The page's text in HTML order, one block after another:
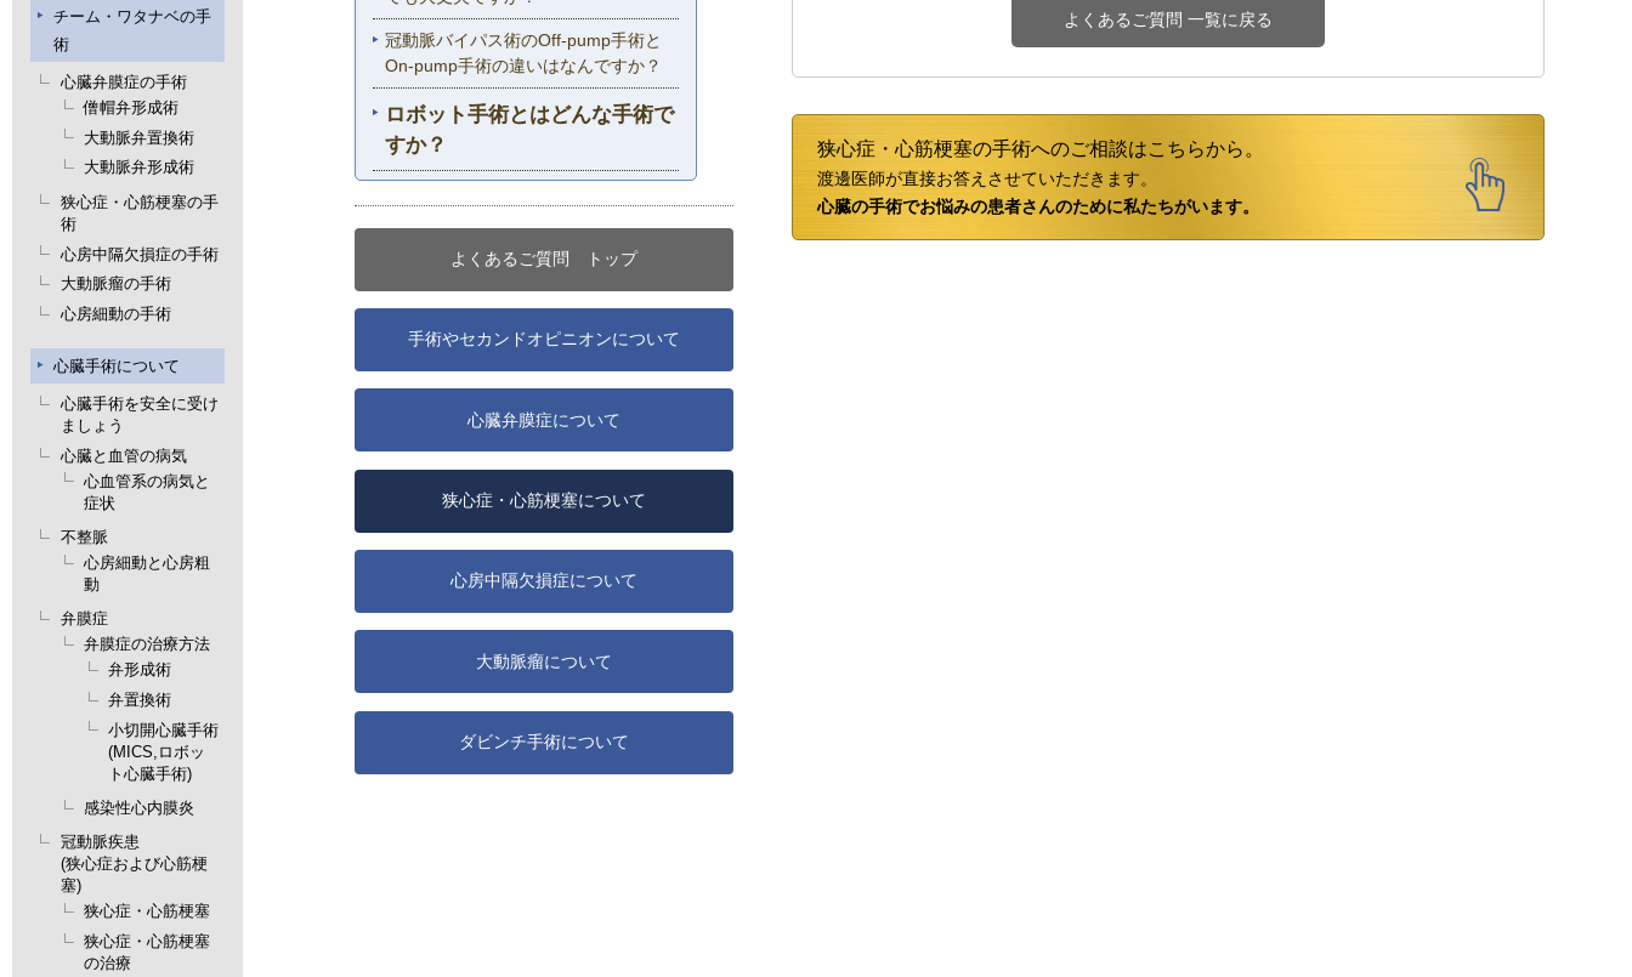
チーム・ワタナベの手
術
心臓弁膜症の手術
僧帽弁形成術
大動脈弁置換術
大動脈弁形成術
狭心症・心筋梗塞の手
術
心房中隔欠損症の手術
大動脈瘤の手術
心房細動の手術
心臓手術について
心臓手術を安全に受け
ましょう
心臓と血管の病気
心血管系の病気と
症状
不整脈
心房細動と心房粗
動
弁膜症
弁膜症の治療方法
弁形成術
弁置換術
小切開心臓手術
(MICS,ロボッ
ト心臓手術)
感染性心内膜炎
冠動脈疾患
(狭心症および心筋梗
塞)
狭心症・心筋梗塞
狭心症・心筋梗塞
の治療
冠動脈バイパス術のOff-pump手術と
On-pump手術の違いはなんですか？
ロボット手術とはどんな手術で
すか？
よくあるご質問 トップ
手術やセカンドオピニオンについて
心臓弁膜症について
狭心症・心筋梗塞について
心房中隔欠損症について
大動脈瘤について
ダビンチ手術について
よくあるご質問 一覧に戻る
狭心症・心筋梗塞の手術へのご相談はこちらから。
渡邊医師が直接お答えさせていただきます。
心臓の手術でお悩みの患者さんのために私たちがいます。